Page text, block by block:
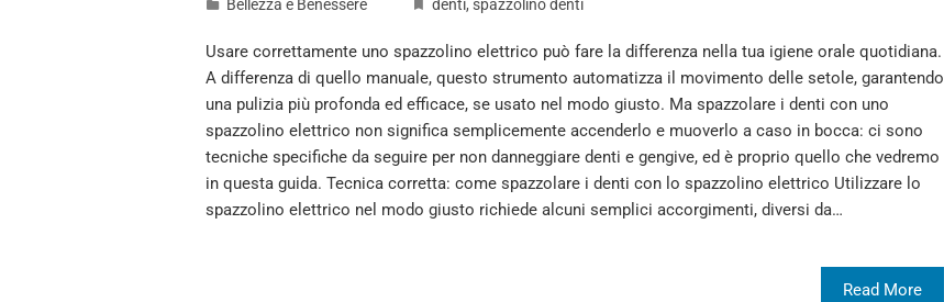
Bellezza e Benessere denti, spazzolino denti
Usare correttamente uno spazzolino elettrico può fare la differenza nella tua igiene orale quotidiana.
A differenza di quello manuale, questo strumento automatizza il movimento delle setole, garantendo
una pulizia più profonda ed efficace, se usato nel modo giusto. Ma spazzolare i denti con uno
spazzolino elettrico non significa semplicemente accenderlo e muoverlo a caso in bocca: ci sono
tecniche specifiche da seguire per non danneggiare denti e gengive, ed è proprio quello che vedremo
in questa guida. Tecnica corretta: come spazzolare i denti con lo spazzolino elettrico Utilizzare lo
spazzolino elettrico nel modo giusto richiede alcuni semplici accorgimenti, diversi da…
Read More